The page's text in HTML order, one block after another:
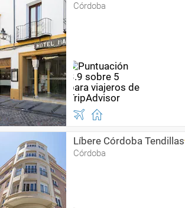
Córdoba
Líbere Córdoba Tendillas
Córdoba